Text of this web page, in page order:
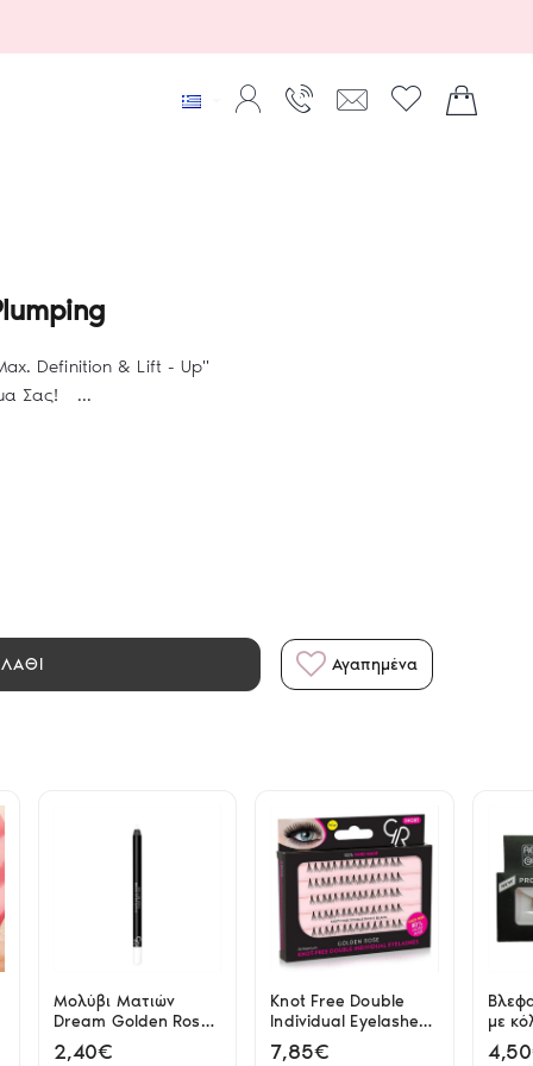
Definition & Lift - Up"
Σας! ...
Αγαπημένα
Μολύβι Ματιών
Dream Golden Rose
405
2,40€
Knot Free Double
Individual Eyelashes
Short Golden Rose
7,85€
με
EY189